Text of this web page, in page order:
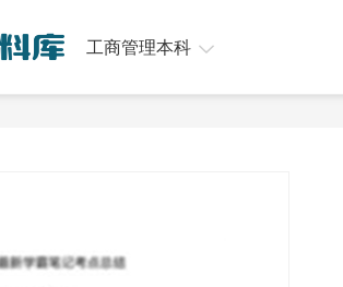
工商管理本科